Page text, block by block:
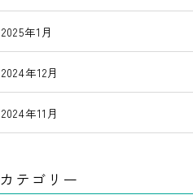
2025年1月
2024年12月
2024年11月
カテゴリー